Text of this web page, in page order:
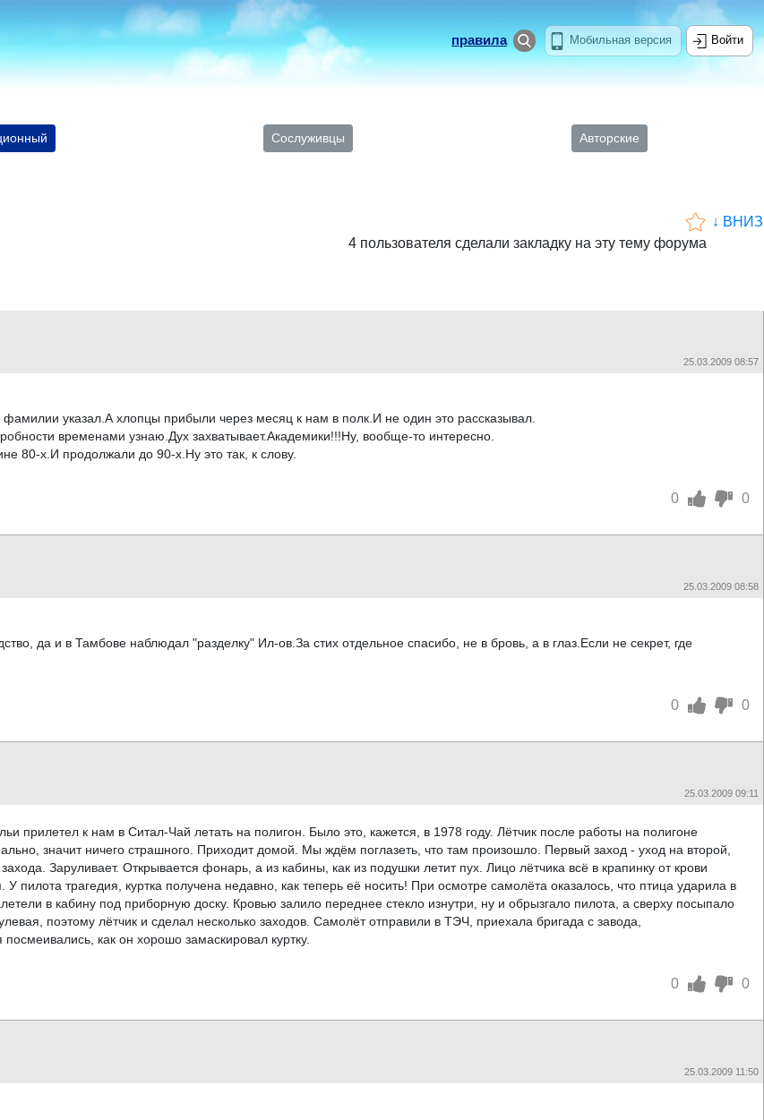
Мобильная версия
правила Войти
Сослуживцы Авторские
4 пользователя сделали закладку на эту тему форума
↓ ВНИЗ
25.03.2009 08:57
указал.А хлопцы прибыли через месяц к нам в полк.И не один это рассказывал.
временами узнаю.Дух захватывает.Академики!!!Ну, вообще-то интересно.
80-х.И продолжали до 90-х.Ну это так, к слову.
0 0
25.03.2009 08:58
да и в Тамбове наблюдал "разделку" Ил-ов.За стих отдельное спасибо, не в бровь, а в глаз.Если не секрет, где
0 0
25.03.2009 09:11
прилетел к нам в Ситал-Чай летать на полигон. Было это, кажется, в 1978 году. Лётчик после работы на полигоне
значит ничего страшного. Приходит домой. Мы ждём поглазеть, что там произошло. Первый заход - уход на второй,
Заруливает. Открывается фонарь, а из кабины, как из подушки летит пух. Лицо лётчика всё в крапинку от крови
пилота трагедия, куртка получена недавно, как теперь её носить! При осмотре самолёта оказалось, что птица ударила в
в кабину под приборную доску. Кровью залило переднее стекло изнутри, ну и обрызгало пилота, а сверху посыпало
поэтому лётчик и сделал несколько заходов. Самолёт отправили в ТЭЧ, приехала бригада с завода,
как он хорошо замаскировал куртку.
0 0
25.03.2009 11:50